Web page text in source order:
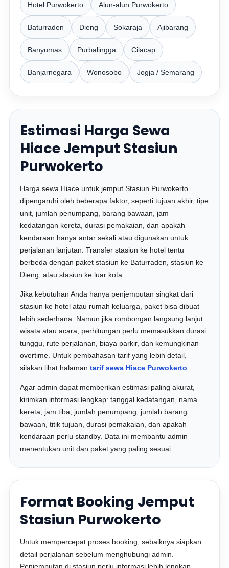
Hotel Purwokerto Alun-alun Purwokerto
Baturraden Dieng Sokaraja Ajibarang
Banyumas Purbalingga Cilacap
Banjarnegara Wonosobo Jogja / Semarang
Estimasi Harga Sewa
Hiace Jemput Stasiun
Purwokerto
Harga sewa Hiace untuk jemput Stasiun Purwokerto
dipengaruhi oleh beberapa faktor, seperti tujuan akhir, tipe
unit, jumlah penumpang, barang bawaan, jam
kedatangan kereta, durasi pemakaian, dan apakah
kendaraan hanya antar sekali atau digunakan untuk
perjalanan lanjutan. Transfer stasiun ke hotel tentu
berbeda dengan paket stasiun ke Baturraden, stasiun ke
Dieng, atau stasiun ke luar kota.
Jika kebutuhan Anda hanya penjemputan singkat dari
stasiun ke hotel atau rumah keluarga, paket bisa dibuat
lebih sederhana. Namun jika rombongan langsung lanjut
wisata atau acara, perhitungan perlu memasukkan durasi
tunggu, rute perjalanan, biaya parkir, dan kemungkinan
overtime. Untuk pembahasan tarif yang lebih detail,
silakan lihat halamantarif sewa Hiace Purwokerto
Agar admin dapat memberikan estimasi paling akurat,
kirimkan informasi lengkap: tanggal kedatangan, nama
kereta, jam tiba, jumlah penumpang, jumlah barang
bawaan, titik tujuan, durasi pemakaian, dan apakah
kendaraan perlu standby. Data ini membantu admin
menentukan unit dan paket yang paling sesuai.
Format Booking Jemput
Stasiun Purwokerto
Untuk mempercepat proses booking, sebaiknya siapkan
detail perjalanan sebelum menghubungi admin.